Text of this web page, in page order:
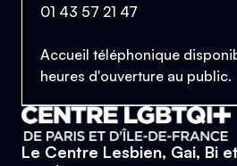
01 43 57 21 47
Accueil téléphonique
heures d'ouverture au public.
Le Centre Lesbien, Gai, Bi